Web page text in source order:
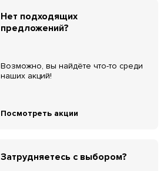
Нет подходящих
предложений?
Возможно, вы найдёте что-то среди
наших акций!
Посмотреть акции
Затрудняетесь с выбором?